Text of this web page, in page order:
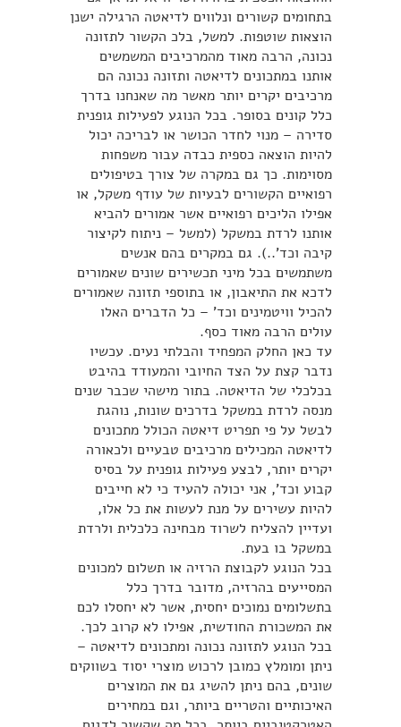
בתחומים קשורים ונלווים לדיאטה הרגילה ישנן
הוצאות שוטפות. למשל, בלכ הקשור לתזונה
נכונה, הרבה מאוד מהמרכיבים המשמשים
אותנו במתכונים לדיאטה ותזונה נכונה הם
מרכיבים יקרים יותר מאשר מה שאנחנו בדרך
כלל קונים בסופר. בכל הנוגע לפעילות גופנית
סדירה – מנוי לחדר הכושר או לבריכה יכול
להיות הוצאה כספית כבדה עבור משפחות
מסוימות. כך גם במקרה של צורך בטיפולים
רפואיים הקשורים לבעיות של עודף משקל, או
אפילו הליכים רפואיים אשר אמורים להביא
אותנו לרדת במשקל (למשל – ניתוח לקיצור
קיבה וכד’..). גם במקרים בהם אנשים
משתמשים בכל מיני תכשירים שונים שאמורים
לדכא את התיאבון, או בתוספי תזונה שאמורים
להכיל וויטמינים וכד’ – כל הדברים האלו
עולים הרבה מאוד כסף.
עד כאן החלק המפחיד והבלתי נעים. עכשיו
נדבר קצת על הצד החיובי והמעודד בהיבט
בכלכלי של הדיאטה. בתור מישהי שכבר שנים
מנסה לרדת במשקל בדרכים שונות, נוהגת
לבשל על פי תפריט דיאטה הכולל מתכונים
לדיאטה המכילים מרכיבים טבעיים ולכאורה
יקרים יותר, לבצע פעילות גופנית על בסיס
קבוע וכד’, אני יכולה להעיד כי לא חייבים
להיות עשירים על מנת לעשות את כל אלו,
ועדיין להצליח לשרוד מבחינה כלכלית ולרדת
במשקל בו בעת.
בכל הנוגע לקבוצת הרזיה או תשלום למכונים
המסייעים בהרזיה, מדובר בדרך כלל
בתשלומים נמוכים יחסית, אשר לא יחסלו לכם
את המשכורת החודשית, אפילו לא קרוב לכך.
בכל הנוגע לתזונה נכונה ומתכונים לדיאטה –
ניתן ומומלץ כמובן לרכוש מוצרי יסוד בשווקים
שונים, בהם ניתן להשיג גם את המוצרים
האיכותיים והטריים ביותר, וגם במחירים